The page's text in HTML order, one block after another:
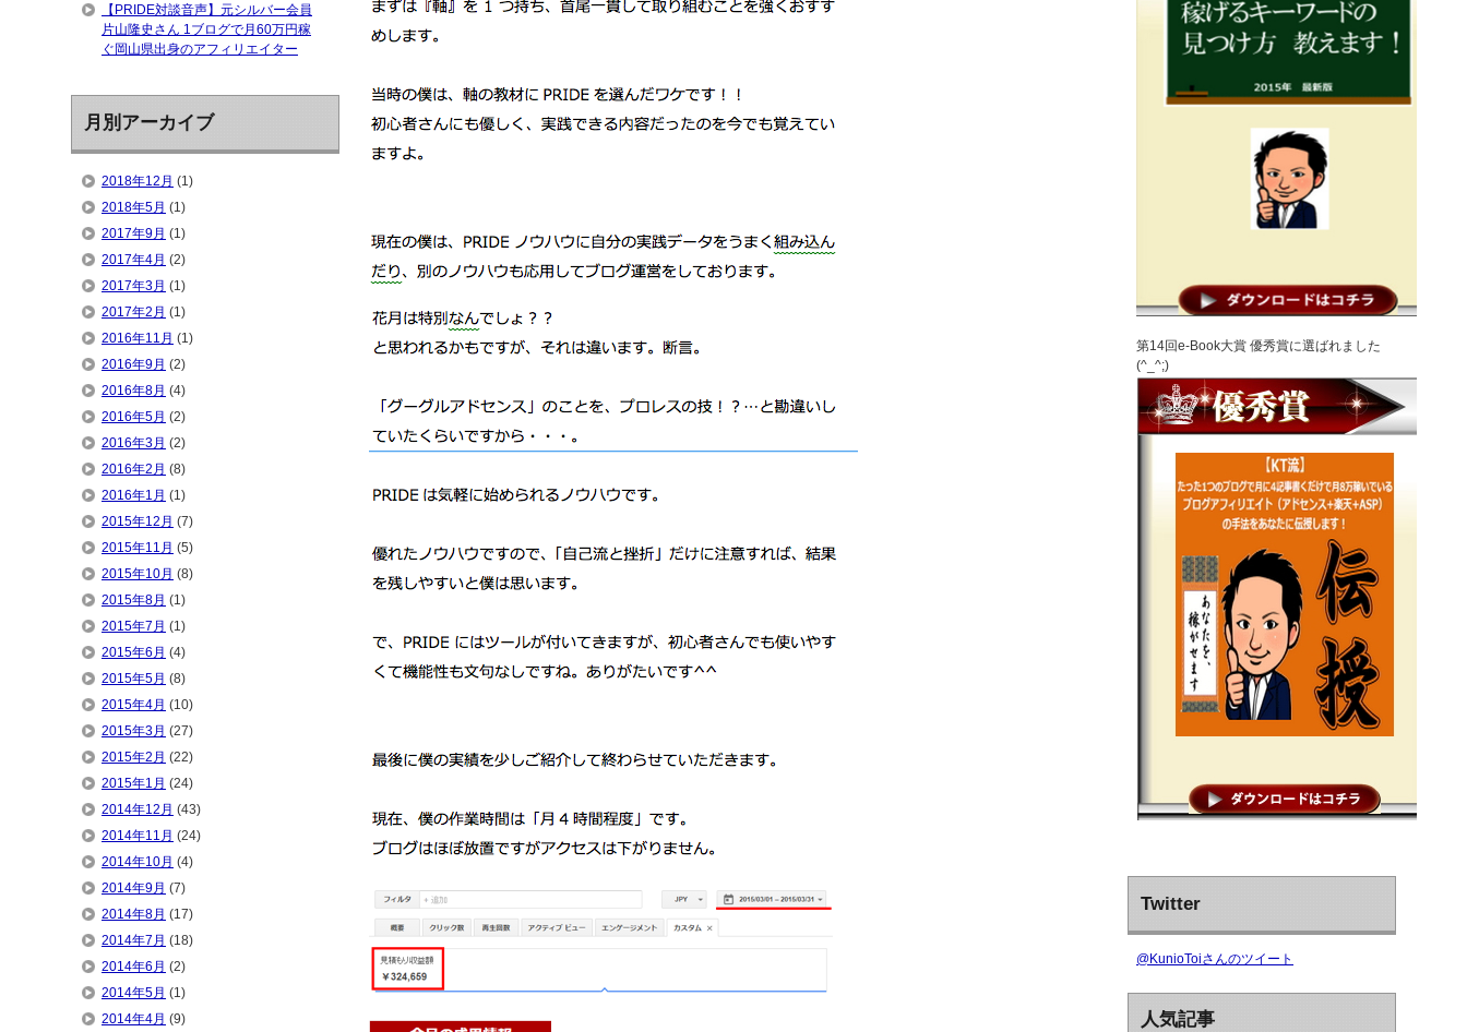
【PRIDE対談音声】元シルバー会員
片山隆史さん 1ブログで月60万円稼
ぐ岡山県出身のアフィリエイター
月別アーカイブ
2018年12月 (1)
2018年5月 (1)
2017年9月 (1)
2017年4月 (2)
2017年3月 (1)
2017年2月 (1)
2016年11月 (1)
2016年9月 (2)
2016年8月 (4)
2016年5月 (2)
2016年3月 (2)
2016年2月 (8)
2016年1月 (1)
2015年12月 (7)
2015年11月 (5)
2015年10月 (8)
2015年8月 (1)
2015年7月 (1)
2015年6月 (4)
2015年5月 (8)
2015年4月 (10)
2015年3月 (27)
2015年2月 (22)
2015年1月 (24)
2014年12月 (43)
2014年11月 (24)
2014年10月 (4)
2014年9月 (7)
2014年8月 (17)
2014年7月 (18)
2014年6月 (2)
2014年5月 (1)
2014年4月 (9)
第14回e-Book大賞 優秀賞に選ばれました
(^_^;)
Twitter
@KunioToiさんのツイート
人気記事